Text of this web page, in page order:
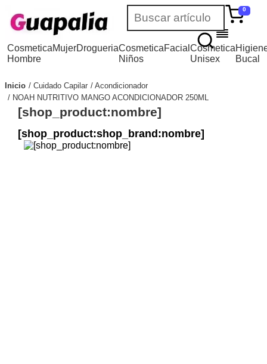
0
Cosmetica
Hombre
MujerDrogueriaCosmetica
Niños
FacialCosmetica
Unisex
Bucal
Inicio Cuidado Capilar
Acondicionador
NOAH NUTRITIVO MANGO ACONDICIONADOR 250ML
[shop_product:nombre]
[shop_product:shop_brand:nombre]